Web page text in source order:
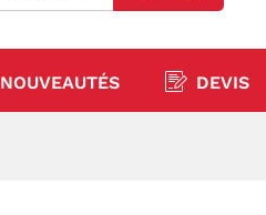
NOUVEAUTÉS DEVIS